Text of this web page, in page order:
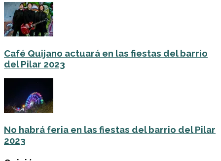
Café Quijano actuará en las fiestas del barrio
del Pilar 2023
No habrá feria en las fiestas del barrio del Pilar
2023